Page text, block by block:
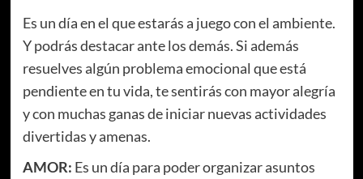
Es un día en el que estarás a juego con el ambiente.
Y podrás destacar ante los demás. Si además
resuelves algún problema emocional que está
pendiente en tu vida, te sentirás con mayor alegría
y con muchas ganas de iniciar nuevas actividades
divertidas y amenas.
AMOR: Es un día para poder organizar asuntos